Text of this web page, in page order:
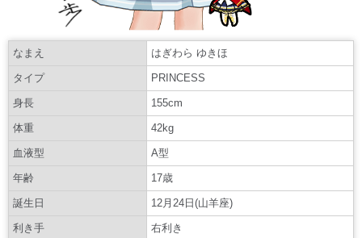
なまえ はぎわら ゆきほ
タイプ PRINCESS
身長 155cm
体重 42kg
血液型 A型
年齢 17歳
誕生日 12月24日(山羊座)
利き手 右利き